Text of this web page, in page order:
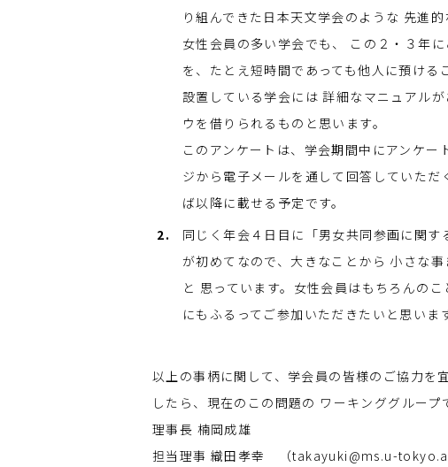
り組んできた日本天文学会のような 先進
女性会員の多い学会でも、 この２・３年
を、たとえ短時間であっても他人に預け
設置している学会には 詳細なマニュアル
ウを借りられるものと思います。
このアンケートは、学会期間中にアンケ
ジから電子メールを通して回答していた
ば以降に載せる予定です。
同じく年会４日目に「男女共同参画に関
が初めてなので、大きなことから 小さな
と 思っています。女性会員はもちろんの
にもふるってご参加いただきたいと思いま
以上の事柄に関して、学会員の皆様のご協力を
したら、現在のこの問題の ワーキンググ
理事長 楠岡成雄
担当理事 織田孝幸 （takayuki@ms.u-